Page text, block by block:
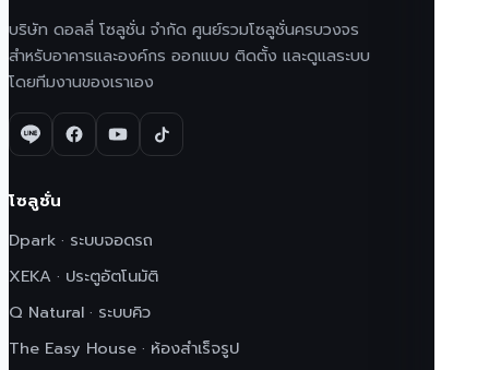
บริษัท ดอลลี่ โซลูชั่น จำกัด ศูนย์รวมโซลูชั่นครบวงจร
สำหรับอาคารและองค์กร ออกแบบ ติดตั้ง และดูแลระบบ
โดยทีมงานของเราเอง
โซลูชั่น
Dpark · ระบบจอดรถ
XEKA · ประตูอัตโนมัติ
Q Natural · ระบบคิว
The Easy House · ห้องสำเร็จรูป